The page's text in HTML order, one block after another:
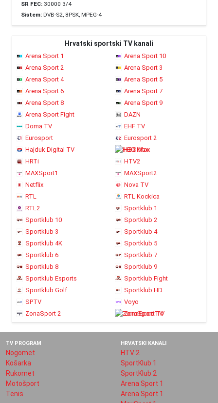
SR FEC: 30000 3/4
Sistem: DVB-S2, 8PSK, MPEG-4
Hrvatski sportski TV kanali
Arena Sport 1
Arena Sport 10
Arena Sport 2
Arena Sport 3
Arena Sport 4
Arena Sport 5
Arena Sport 6
Arena Sport 7
Arena Sport 8
Arena Sport 9
Arena Sport Fight
DAZN
Doma TV
EHF TV
Eurosport
Eurosport 2
Hajduk Digital TV
HBO Max
HRTi
HTV2
MAXSport1
MAXSport2
Netflix
Nova TV
RTL
RTL Kockica
RTL2
Sportklub 1
Sportklub 10
Sportklub 2
Sportklub 3
Sportklub 4
Sportklub 4K
Sportklub 5
Sportklub 6
Sportklub 7
Sportklub 8
Sportklub 9
Sportklub Esports
Sportklub Fight
Sportklub Golf
Sportklub HD
SPTV
Voyo
ZonaSport 2
ZonaSport TV
TV PROGRAM
Nogomet
Košarka
Rukomet
Motošport
Tenis
HRVATSKI KANALI
HTV 2
SportKlub 1
SportKlub 2
Arena Sport 1
Arena Sport 1